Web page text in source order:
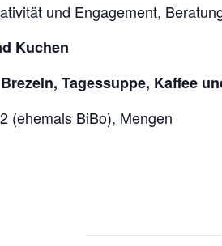
und Engagement,
Kuchen
Tagessuppe, Kaffee
(ehemals BiBo), Mengen